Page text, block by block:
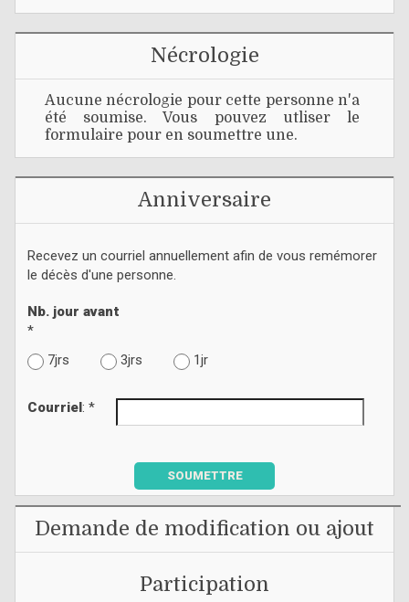
Nécrologie
Aucune nécrologie pour cette personne n'a
été soumise. Vous pouvez utliser le
formulaire pour en soumettre une.
Anniversaire
Recevez un courriel annuellement afin de vous remémorer
le décès d'une personne.
Nb. jour avant
*
7jrs
3jrs 1jr
Courriel: *
SOUMETTRE
Demande de modification ou ajout
Participation